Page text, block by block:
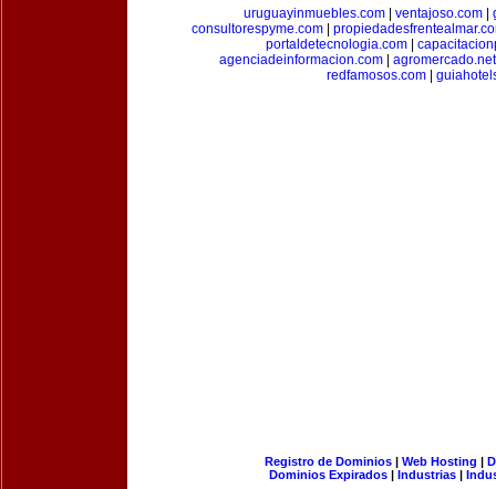
uruguayinmuebles.com| ventajoso.com|
consultorespyme.com|
portaldetecnologia.com|
agenciadeinformacion.com
agromercado.net
redfamosos.com
Registro de Dominios| Web Hosting |
Dominios Expirados | Industrias |